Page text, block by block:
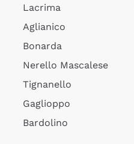
Lacrima
Aglianico
Bonarda
Nerello Mascalese
Tignanello
Gaglioppo
Bardolino